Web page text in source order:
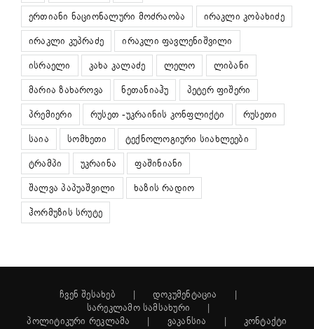
ერთიანი ნაციონალური მოძრაობა
ირაკლი კობახიძე
ირაკლი კუპრაძე
ირაკლი ფავლენიშვილი
ისრაელი
კახა კალაძე ლელო
ლიბანი
მარია ზახაროვა
ნეთანიაჰუ
პეტერ ფიშერი
პრემიერი
რუსეთ -უკრაინის კონფლიქტი
რუსეთი
საია
სომხეთი
ტექნოლოგიური სიახლეები
ტრამპი
უკრაინა
ფაშინიანი
შალვა პაპუაშვილი
ხაზის რადიო
ჰორმუზის სრუტე
ჩვენ შესახებ
დოკუმენტაცია
სარეკლამო სამსახური
პოლიტიკური რეკლამა
ვაკანსია კონტაქტი